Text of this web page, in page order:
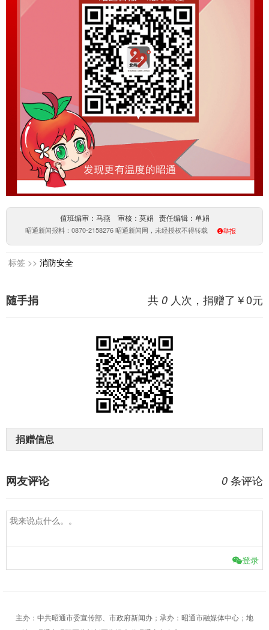
值班编审：马燕 审核：莫娟 责任编辑：单娟
昭通新闻报料：0870-2158276 昭通新闻网，未经授权不得转载 举报
标签 >> 消防安全
共 0 人次，捐赠了￥0元
随手捐
捐赠信息
0 条评论
网友评论
登录
主办：中共昭通市委宣传部、市政府新闻办；承办：昭通市融媒体中心；地